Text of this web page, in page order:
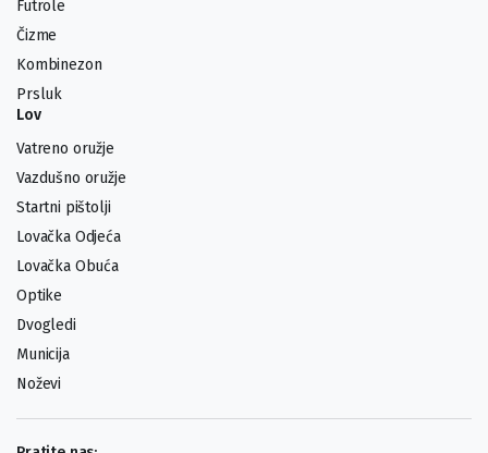
Futrole
Čizme
Kombinezon
Prsluk
Lov
Vatreno oružje
Vazdušno oružje
Startni pištolji
Lovačka Odjeća
Lovačka Obuća
Optike
Dvogledi
Municija
Noževi